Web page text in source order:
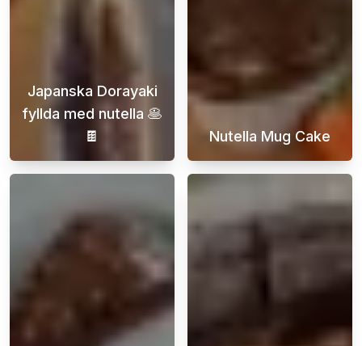
Japanska Dorayaki
fyllda med nutella 🥞
🍫
Upptäck den förtrollande världen av
Nutella Mug Cake
Nutella Mug